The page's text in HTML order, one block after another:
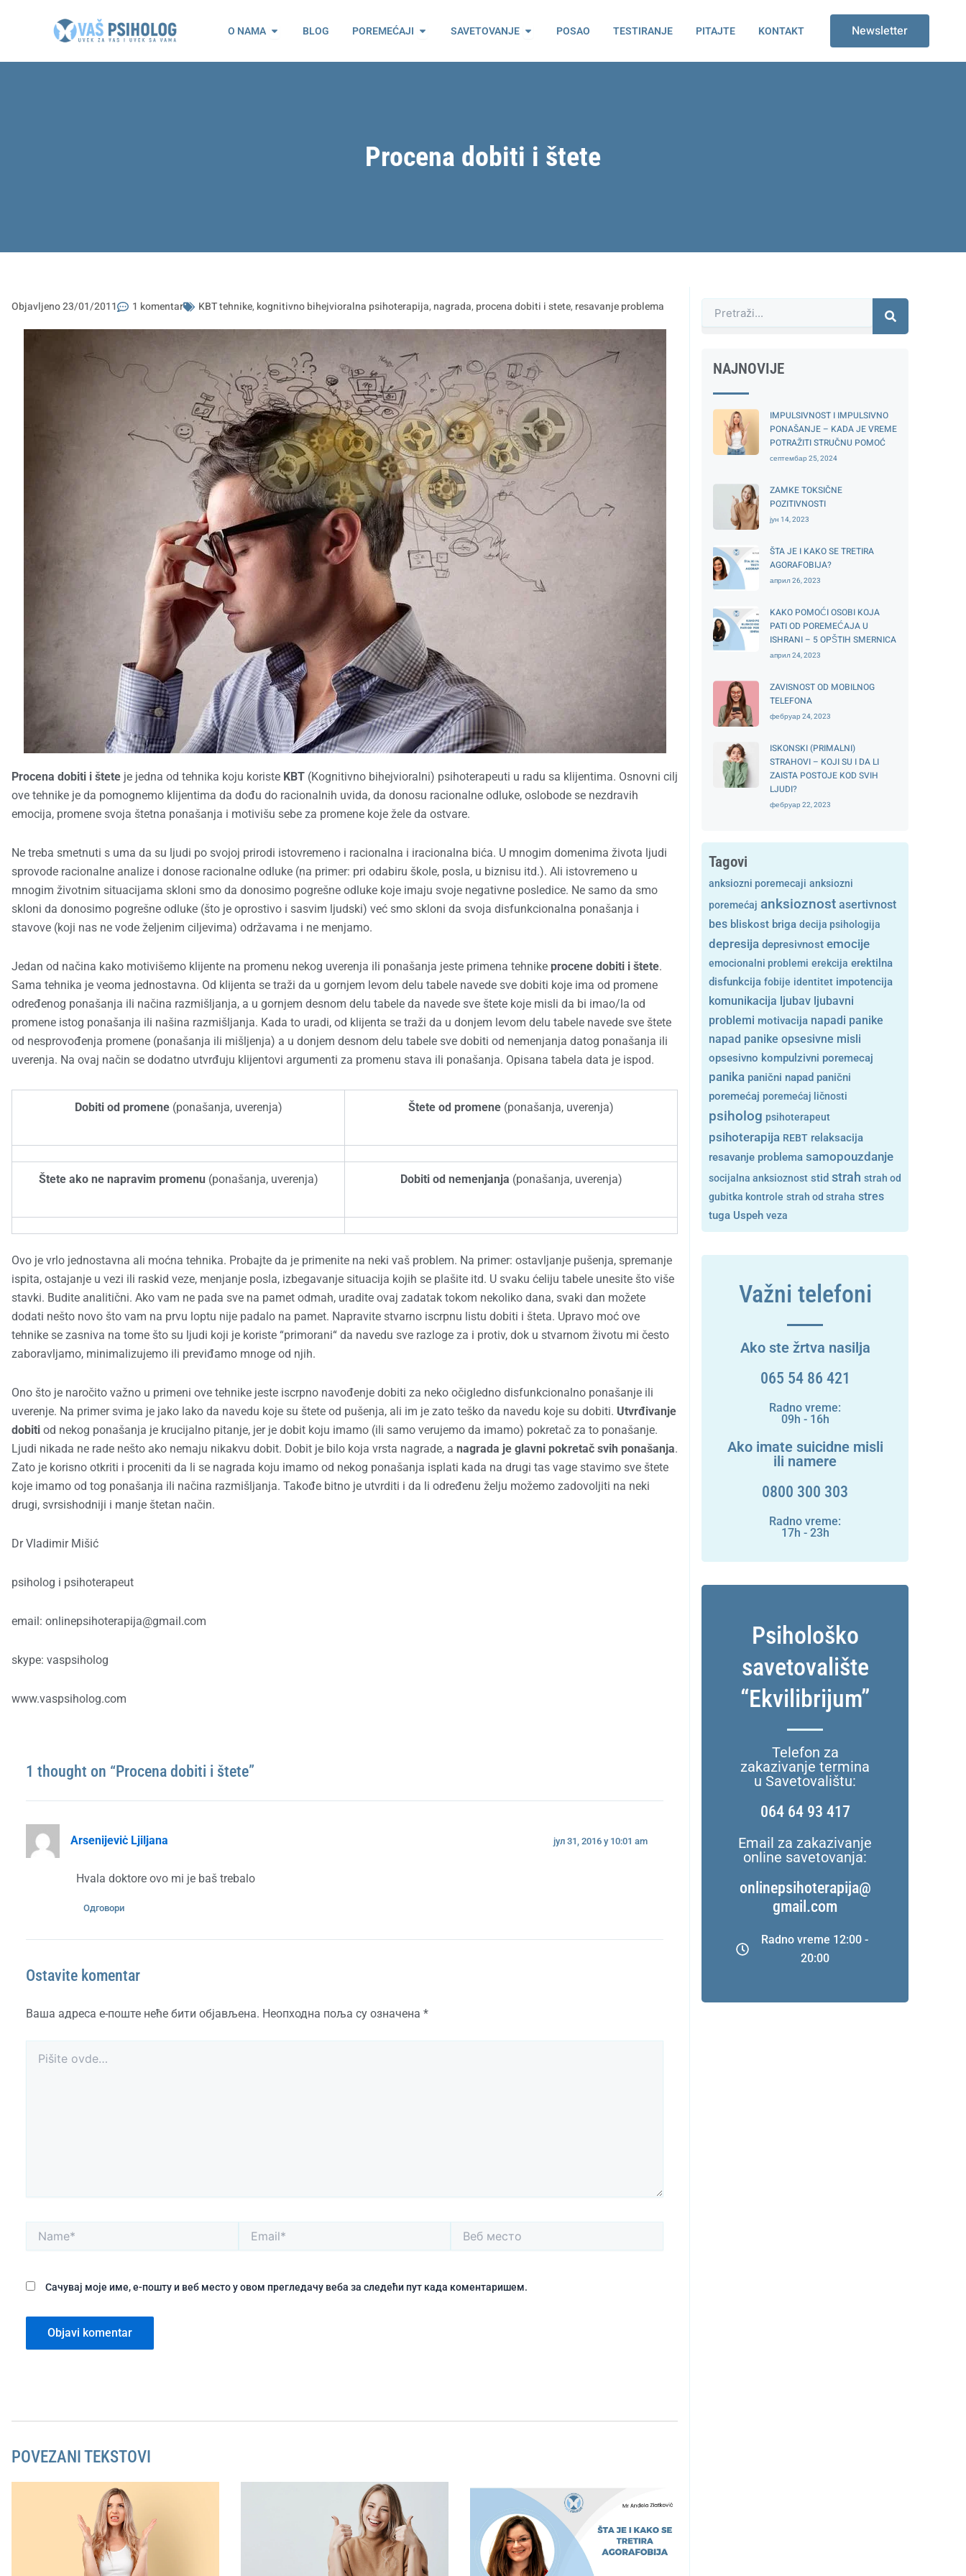
O NAMA Open O nama
BLOG POREMEĆAJI Open Poremećaji
SAVETOVANJE Open Savetovanje
POSAO TESTIRANJE PITAJTE KONTAKT Newsletter
Procena dobiti i štete
Objavljeno23/01/2011 1 komentar KBT tehnike, kognitivno bihejvioralna psihoterapija, nagrada, procena dobiti i stete, resavanje problema
Procena dobiti i štete je jedna od tehnika koju koriste KBT (Kognitivno bihejvioralni) psihoterapeuti u radu sa klijentima. Osnovni cilj
ove tehnike je da pomognemo klijentima da dođu do racionalnih uvida, da donosu racionalne odluke, oslobode se nezdravih
emocija, promene svoja štetna ponašanja i motivišu sebe za promene koje žele da ostvare.
Ne treba smetnuti s uma da su ljudi po svojoj prirodi istovremeno i racionalna i iracionalna bića. U mnogim domenima života ljudi
sprovode racionalne analize i donose racionalne odluke (na primer: pri odabiru škole, posla, u biznisu itd.). Ali istovremeno u
mnogim životnim situacijama skloni smo da donosimo pogrešne odluke koje imaju svoje negativne posledice. Ne samo da smo
skloni da donosimo pogrešne odluke (što je oprostivo i sasvim ljudski) već smo skloni da svoja disfunkcionalna ponašanja i
stavove (koji nas ne vode željenim ciljevima) održavama i ne menjamo.
Jedan od načina kako motivišemo klijente na promenu nekog uverenja ili ponašanja jeste primena tehnike procene dobiti i štete.
Sama tehnika je veoma jednostavna. Od klijenta se traži da u gornjem levom delu tabele navede sve dobiti koje ima od promene
određenog ponašanja ili načina razmišljanja, a u gornjem desnom delu tabele da navede sve štete koje misli da bi imao/la od
promene istog ponašanja ili našina razmišljanja. Kada to uradi, od klijenta se traži da u donjem levom delu tabele navede sve štete
od nesprovođenja promene (ponašanja ili mišljenja) a u donjem desnom delu tabele sve dobiti od nemenjanja datog ponašanja ili
uverenja. Na ovaj način se dodatno utvrđuju klijentovi argumenti za promenu stava ili ponašanja. Opisana tabela data je ispod.
Dobiti od promene(ponašanja, uverenja) Štete od promene (ponašanja, uverenja)
Štete ako ne napravim promenu (ponašanja, uverenja) Dobiti od nemenjanja (ponašanja, uverenja)
Ovo je vrlo jednostavna ali moćna tehnika. Probajte da je primenite na neki vaš problem. Na primer: ostavljanje pušenja, spremanje
ispita, ostajanje u vezi ili raskid veze, menjanje posla, izbegavanje situacija kojih se plašite itd. U svaku ćeliju tabele unesite što više
stavki. Budite analitični. Ako vam ne pada sve na pamet odmah, uradite ovaj zadatak tokom nekoliko dana, svaki dan možete
dodati nešto novo što vam na prvu loptu nije padalo na pamet. Napravite stvarno iscrpnu listu dobiti i šteta. Upravo moć ove
tehnike se zasniva na tome što su ljudi koji je koriste “primorani“ da navedu sve razloge za i protiv, dok u stvarnom životu mi često
zaboravljamo, minimalizujemo ili previđamo mnoge od njih.
Ono što je naročito važno u primeni ove tehnike jeste iscrpno navođenje dobiti za neko očigledno disfunkcionalno ponašanje ili
uverenje. Na primer svima je jako lako da navedu koje su štete od pušenja, ali im je zato teško da navedu koje su dobiti. Utvrđivanje
dobiti od nekog ponašanja je krucijalno pitanje, jer je dobit koju imamo (ili samo verujemo da imamo) pokretač za to ponašanje.
Ljudi nikada ne rade nešto ako nemaju nikakvu dobit. Dobit je bilo koja vrsta nagrade, a nagrada je glavni pokretač svih ponašanja.
Zato je korisno otkriti i proceniti da li se nagrada koju imamo od nekog ponašanja isplati kada na drugi tas vage stavimo sve štete
koje imamo od tog ponašanja ili načina razmišljanja. Takođe bitno je utvrditi i da li određenu želju možemo zadovoljiti na neki
drugi, svrsishodniji i manje štetan način.
Dr Vladimir Mišić
psiholog i psihoterapeut
email: onlinepsihoterapija@gmail.com
skype: vaspsiholog
www.vaspsiholog.com
1 thought on “Procena dobiti i štete”
Arsenijeviċ Ljiljana јул 31, 2016 у 10:01 am
Hvala doktore ovo mi je baš trebalo
Одговори
Ostavite komentar
Ваша адреса е-поште неће бити објављена. Неопходна поља су означена *
Name* Email*
Веб
место
Сачувај моје име, е-пошту и веб место у овом прегледачу веба за следећи пут када коментаришем.
POVEZANI TEKSTOVI
Претрага
NAJNOVIJE
IMPULSIVNOST I IMPULSIVNO
PONAŠANJE – KADA JE VREME
POTRAŽITI STRUČNU POMOĆ
септембар 25, 2024
ZAMKE TOKSIČNE
POZITIVNOSTI
јун 14, 2023
ŠTA JE I KAKO SE TRETIRA
AGORAFOBIJA?
април 26, 2023
KAKO POMOĆI OSOBI KOJA
PATI OD POREMEĆAJA U
ISHRANI – 5 OPŠTIH SMERNICA
април 24, 2023
ZAVISNOST OD MOBILNOG
TELEFONA
фебруар 24, 2023
ISKONSKI (PRIMALNI)
STRAHOVI – KOJI SU I DA LI
ZAISTA POSTOJE KOD SVIH
LJUDI?
фебруар 22, 2023
Tagovi
anksiozni poremecaji anksiozni
poremećaj anksioznost asertivnost
bes bliskost briga decija psihologija
depresija depresivnost emocije
emocionalni problemi erekcija erektilna
disfunkcija fobije identitet impotencija
komunikacija ljubav ljubavni
problemi motivacija napadi panike
napad panike opsesivne misli
opsesivno kompulzivni poremecaj
panika panični napad panični
poremećaj poremećaj ličnosti
psiholog psihoterapeut
psihoterapija REBT relaksacija
resavanje problema samopouzdanje
socijalna anksioznost stid strah strah od
gubitka kontrole strah od straha stres
tuga Uspeh veza
Važni telefoni
Ako ste žrtva nasilja
065 54 86 421
Radno vreme:
09h - 16h
Ako imate suicidne misli
ili namere
0800 300 303
Radno vreme:
17h - 23h
Psihološko
savetovalište
“Ekvilibrijum”
Telefon za
zakazivanje termina
u Savetovalištu:
064 64 93 417
Email za zakazivanje
online savetovanja:
onlinepsihoterapija@
gmail.com
Radno vreme 12:00 -
20:00